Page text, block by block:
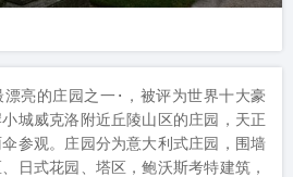
亮的庄园之一·，被评为世界十大豪
城威克洛附近丘陵山区的庄园，天正
参观。庄园分为意大利式庄园，围墙
日式花园、塔区，鲍沃斯考特建筑，